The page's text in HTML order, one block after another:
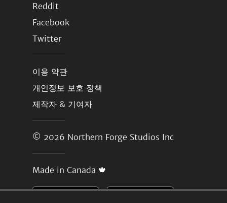
Reddit
Facebook
Twitter
이용 약관
개인정보 보호 정책
제작자 & 기여자
© 2026 Northern Forge Studios Inc
Made in Canada 🍁